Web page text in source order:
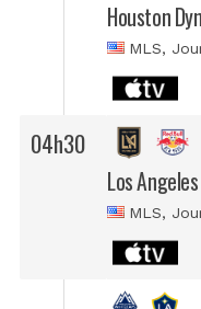
Houston
MLS,
04h30
Los
MLS,